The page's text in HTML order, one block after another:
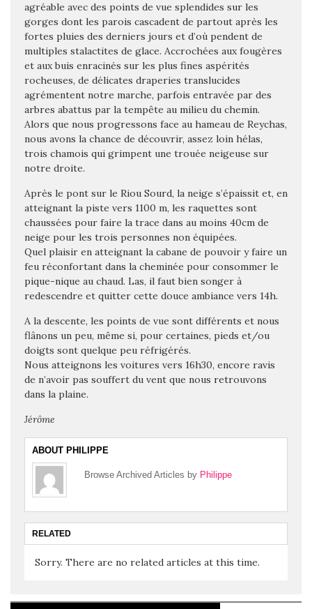
agréable avec des points de vue splendides sur les
gorges dont les parois cascadent de partout après les
fortes pluies des derniers jours et d’où pendent de
multiples stalactites de glace. Accrochées aux fougères
et aux buis enracinés sur les plus fines aspérités
rocheuses, de délicates draperies translucides
agrémentent notre marche, parfois entravée par des
arbres abattus par la tempête au milieu du chemin.
Alors que nous progressons face au hameau de Reychas,
nous avons la chance de découvrir, assez loin hélas,
trois chamois qui grimpent une trouée neigeuse sur
notre droite.
Après le pont sur le Riou Sourd, la neige s’épaissit et, en
atteignant la piste vers 1100 m, les raquettes sont
chaussées pour faire la trace dans au moins 40cm de
neige pour les trois personnes non équipées.
Quel plaisir en atteignant la cabane de pouvoir y faire un
feu réconfortant dans la cheminée pour consommer le
pique-nique au chaud. Las, il faut bien songer à
redescendre et quitter cette douce ambiance vers 14h.
A la descente, les points de vue sont différents et nous
flânons un peu, même si, pour certaines, pieds et/ou
doigts sont quelque peu réfrigérés.
Nous atteignons les voitures vers 16h30, encore ravis
de n’avoir pas souffert du vent que nous retrouvons
dans la plaine.
Jérôme
ABOUT PHILIPPE
Browse Archived Articles by Philippe
RELATED
Sorry. There are no related articles at this time.